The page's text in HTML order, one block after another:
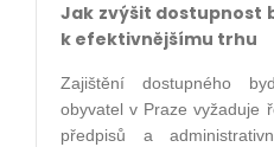
Jak zvýšit dostupnost
k efektivnějšímu trhu
Zajištění dostupného
obyvatel v Praze vyžaduje
předpisů a